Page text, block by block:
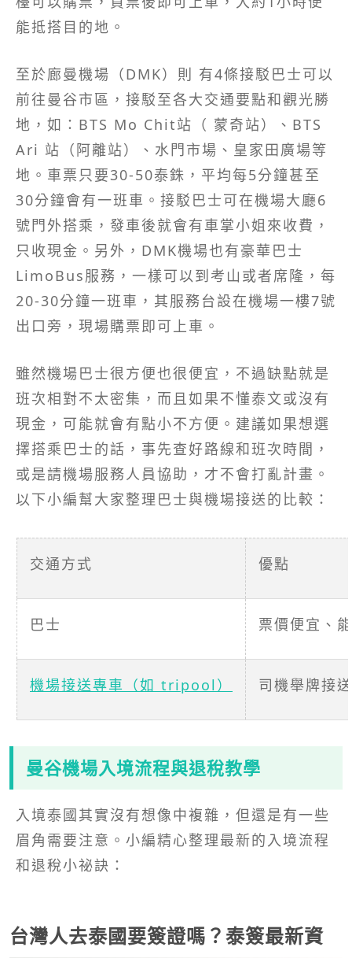
能抵搭目的地。
至於廊曼機場（DMK）則 有4條接駁巴士可以
前往曼谷市區，接駁至各大交通要點和觀光勝
地，如：BTS Mo Chit站（ 蒙奇站）、BTS
Ari 站（阿離站）、水門市場、皇家田廣場等
地。車票只要30-50泰銖，平均每5分鐘甚至
30分鐘會有一班車。接駁巴士可在機場大廳6
號門外搭乘，發車後就會有車掌小姐來收費，
只收現金。另外，DMK機場也有豪華巴士
LimoBus服務，一樣可以到考山或者席隆，每
20-30分鐘一班車，其服務台設在機場一樓7號
出口旁，現場購票即可上車。
雖然機場巴士很方便也很便宜，不過缺點就是
班次相對不太密集，而且如果不懂泰文或沒有
現金，可能就會有點小不方便。建議如果想選
擇搭乘巴士的話，事先查好路線和班次時間，
或是請機場服務人員協助，才不會打亂計畫。
以下小編幫大家整理巴士與機場接送的比較：
交通方式 優點
巴士 票價便宜、
機場接送專車（如 tripool） 司機舉牌接
曼谷機場入境流程與退稅教學
入境泰國其實沒有想像中複雜，但還是有一些
眉角需要注意。小編精心整理最新的入境流程
和退稅小祕訣：
台灣人去泰國要簽證嗎？泰簽最新資